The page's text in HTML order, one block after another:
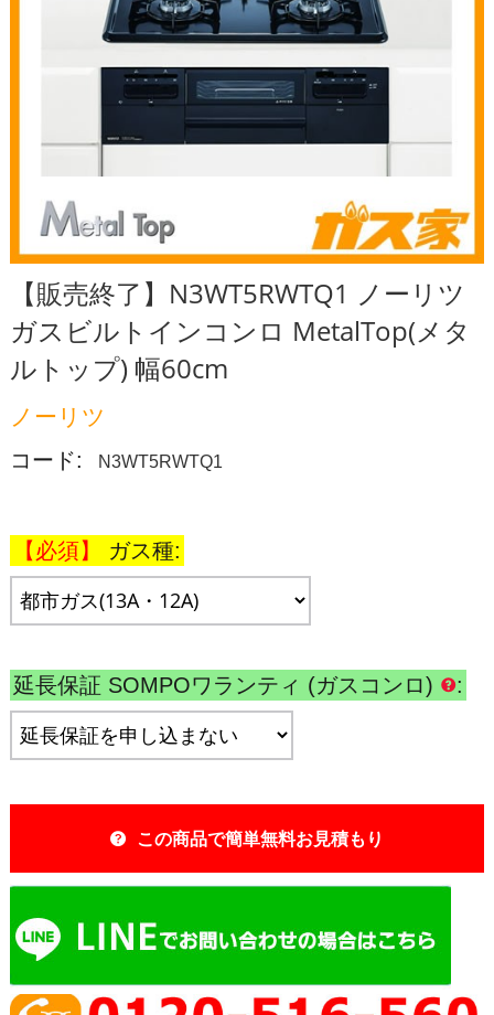
【販売終了】N3WT5RWTQ1 ノーリツ
ガスビルトインコンロ MetalTop(メタ
ルトップ) 幅60cm
ノーリツ
コード: N3WT5RWTQ1
ガス種:
延長保証 SOMPOワランティ (ガスコンロ) :
この商品で簡単無料お見積もり